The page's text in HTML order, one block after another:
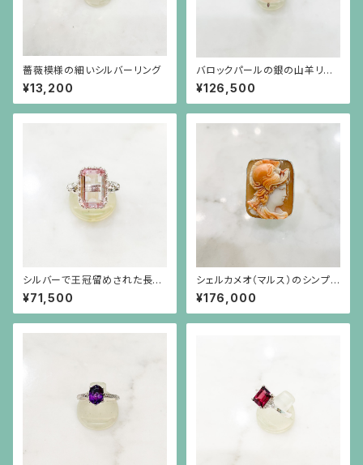
薔薇模様の細いシルバーリング
¥13,200
バロックパールの銀の山羊リン
グ
¥126,500
シルバーで王冠留めされた長方
形のクンツァイト（6.73ct）のラ
イオンリング
¥71,500
シェルカメオ（マルス）のシンプル
なシルバーリング（サイズ直し不
可）
¥176,000